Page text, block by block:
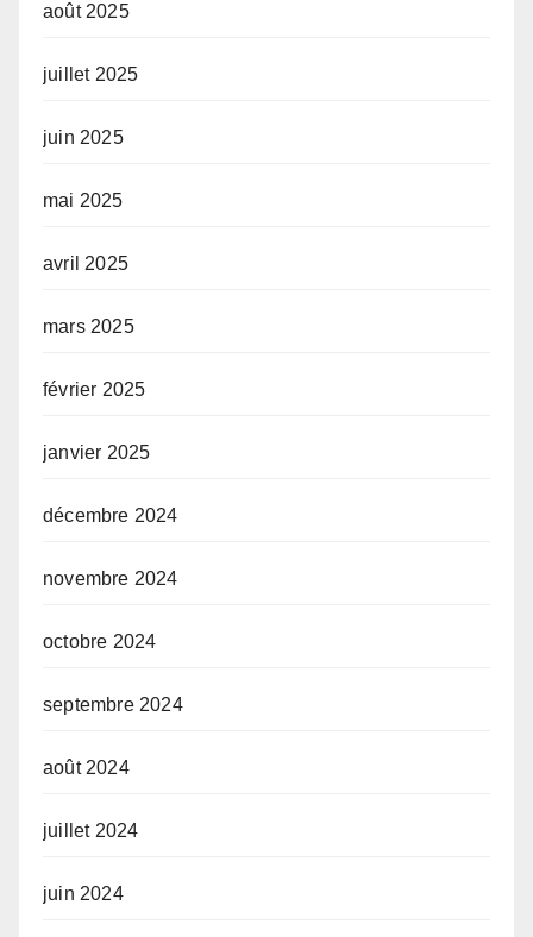
août 2025
juillet 2025
juin 2025
mai 2025
avril 2025
mars 2025
février 2025
janvier 2025
décembre 2024
novembre 2024
octobre 2024
septembre 2024
août 2024
juillet 2024
juin 2024